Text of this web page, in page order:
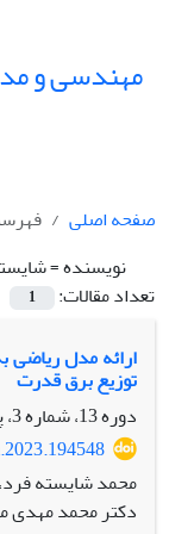
مهندسی و
صفحه اصلی
نویسنده =
تعداد مقالات:
1
ارائه مدل ریاضی
توزیع برق قدرت
دوره 13، شماره 3، پاییز 1402، صفحه
محمد شایسته
دکتر محمد مهدی